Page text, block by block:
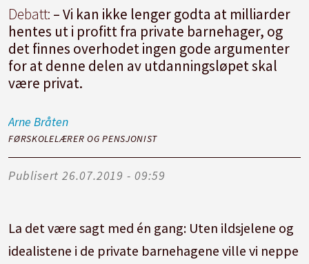
Debatt: – Vi kan ikke lenger godta at milliarder
hentes ut i profitt fra private barnehager, og
det finnes overhodet ingen gode argumenter
for at denne delen av utdanningsløpet skal
være privat.
Arne Bråten
FØRSKOLELÆRER OG PENSJONIST
Publisert 26.07.2019 - 09:59
La det være sagt med én gang: Uten ildsjelene og
idealistene i de private barnehagene ville vi neppe